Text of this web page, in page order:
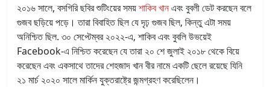
২০১৬ সালে, বসগিরি ছবির শুটিংয়ের সময়শাকিব খানএবং বুবলী ডেট করছেন বলে
গুজব ছড়িয়ে পড়ে। তারা বিবাহিত ছিল যে দৃঢ় গুজব ছিল, কিন্তু এটা সময়
অনিশ্চিত ছিল. ৩০ সেপ্টেম্বর ২০২২-এ, শাকিব এবং বুবলি উভয়েই
Facebook-এ নিশ্চিত করেছেন যে তারা ২০ শে জুলাই ২০১৮ থেকে বিয়ে
করেছেন এবং একসাথে তাদের শেহজাদ খান বীর নামে একটি ছেলে রয়েছে যিনি
২১ মার্চ ২০২০ সালে মার্কিন যুক্তরাষ্ট্রে জন্মগ্রহণ করেছিলেন।